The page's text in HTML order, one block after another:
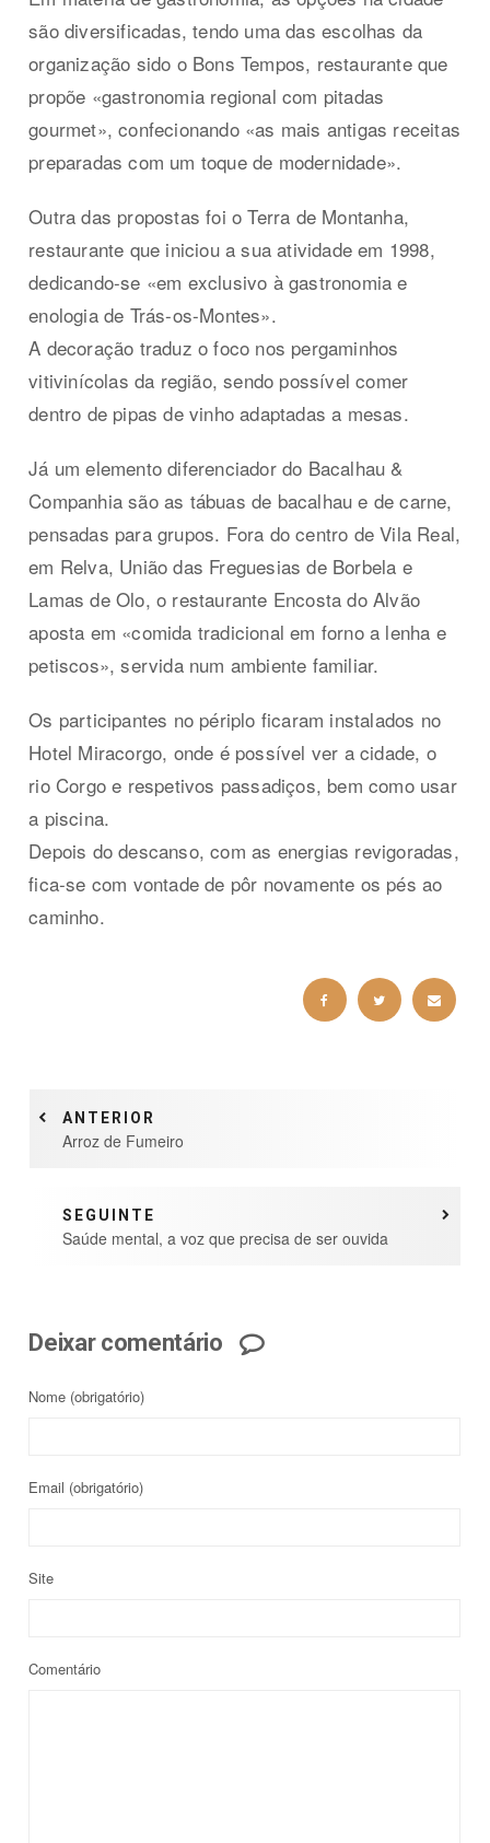
são diversificadas, tendo uma das escolhas da
organização sido o Bons Tempos, restaurante que
propõe «gastronomia regional com pitadas
gourmet», confecionando «as mais antigas receitas
preparadas com um toque de modernidade».
Outra das propostas foi o Terra de Montanha,
restaurante que iniciou a sua atividade em 1998,
dedicando-se «em exclusivo à gastronomia e
enologia de Trás-os-Montes».
A decoração traduz o foco nos pergaminhos
vitivinícolas da região, sendo possível comer
dentro de pipas de vinho adaptadas a mesas.
Já um elemento diferenciador do Bacalhau &
Companhia são as tábuas de bacalhau e de carne,
pensadas para grupos. Fora do centro de Vila Real,
em Relva, União das Freguesias de Borbela e
Lamas de Olo, o restaurante Encosta do Alvão
aposta em «comida tradicional em forno a lenha e
petiscos», servida num ambiente familiar.
Os participantes no périplo ficaram instalados no
Hotel Miracorgo, onde é possível ver a cidade, o
rio Corgo e respetivos passadiços, bem como usar
a piscina.
Depois do descanso, com as energias revigoradas,
fica-se com vontade de pôr novamente os pés ao
caminho.
ANTERIOR
Arroz de Fumeiro
SEGUINTE
Saúde mental, a voz que precisa de ser ouvida
Deixar comentário
Nome (obrigatório)
Email (obrigatório)
Site
Comentário